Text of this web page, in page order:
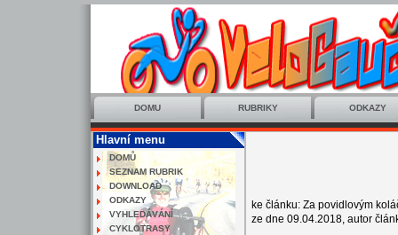
DOMU RUBRIKY ODKAZY
Hlavní menu
DOMŮ
SEZNAM RUBRIK
DOWNLOAD
ODKAZY
VYHLEDÁVÁNÍ
CYKLOTRASY
ke článku: Za povidlovým
ze dne 09.04.2018, autor